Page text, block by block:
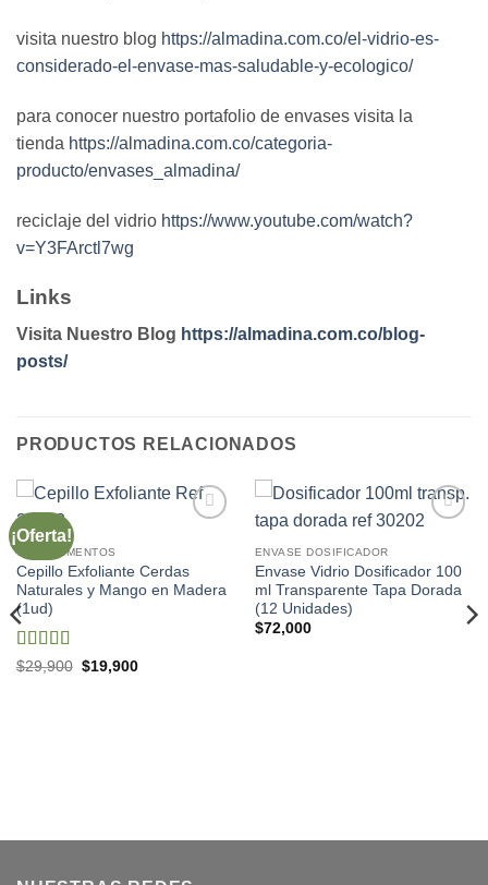
visita nuestro blog https://almadina.com.co/el-vidrio-es-
considerado-el-envase-mas-saludable-y-ecologico/
para conocer nuestro portafolio de envases visita la
tienda https://almadina.com.co/categoria-
producto/envases_almadina/
reciclaje del vidrio https://www.youtube.com/watch?
v=Y3FArctl7wg
Links
Visita Nuestro Blog https://almadina.com.co/blog-
posts/
PRODUCTOS RELACIONADOS
¡Oferta!
deseos
COMPLEMENTOS
Cepillo Exfoliante Cerdas
Naturales y Mango en Madera
(1ud)
Valorado
$29,900 El
$19,900El
lista de
deseos
ENVASE DOSIFICADOR
Envase Vidrio Dosificador 100
ml Transparente Tapa Dorada
(12 Unidades)
$72,000